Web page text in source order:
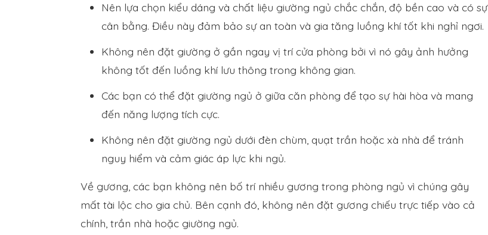
Nên lựa chọn kiểu dáng và chất liệu giường ngủ chắc chắn, độ bền cao và có sự
cân bằng. Điều này đảm bảo sự an toàn và gia tăng luồng khí tốt khi nghỉ ngơi.
Không nên đặt giường ở gần ngay vị trí cửa phòng bởi vì nó gây ảnh hưởng
không tốt đến luồng khí lưu thông trong không gian.
Các bạn có thể đặt giường ngủ ở giữa căn phòng để tạo sự hài hòa và mang
đến năng lượng tích cực.
Không nên đặt giường ngủ dưới đèn chùm, quạt trần hoặc xà nhà để tránh
nguy hiểm và cảm giác áp lực khi ngủ.
Về gương, các bạn không nên bố trí nhiều gương trong phòng ngủ vì chúng gây
mất tài lộc cho gia chủ. Bên cạnh đó, không nên đặt gương chiếu trực tiếp vào cả
chính, trần nhà hoặc giường ngủ.